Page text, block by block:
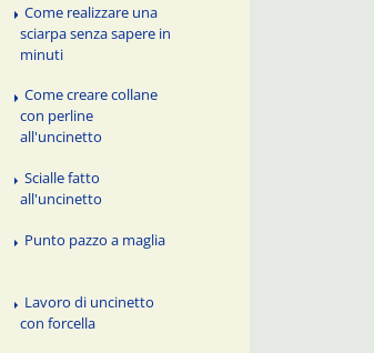
Come realizzare una
sciarpa senza sapere in
minuti
Come creare collane
con perline
all'uncinetto
Scialle fatto
all'uncinetto
Punto pazzo a maglia
Lavoro di uncinetto
con forcella